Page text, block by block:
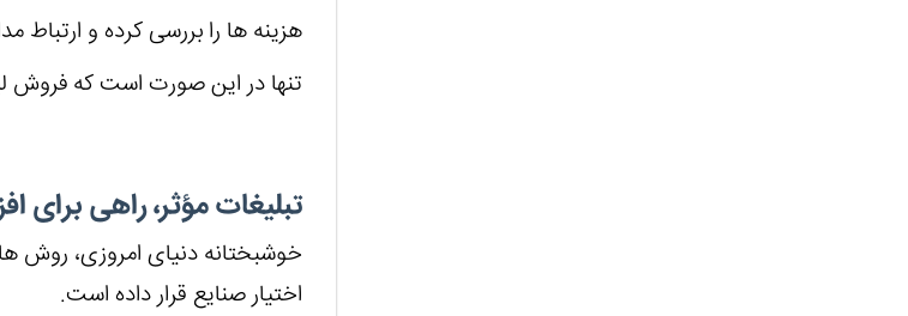
هزینه ها را بررسی کرده و ارتباط
تنها در این صورت است که فروش
تبلیغات مؤثر، راهی برای
خوشبختانه دنیای امروزی، روش
اختیار صنایع قرار داده است.